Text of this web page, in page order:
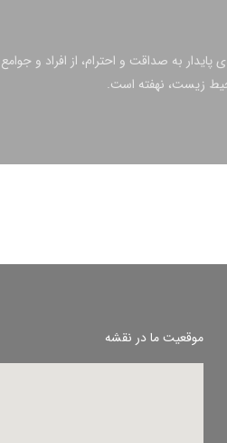
به صداقت و احترام، از افراد و جوامع
‌زیست، نهفته است.
موقعیت ما در نقشه